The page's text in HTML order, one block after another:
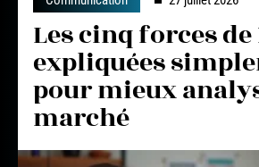
Les cinq forces
expliquées
pour mieux
marché